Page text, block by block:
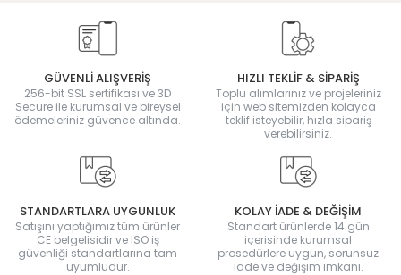
GÜVENLİ ALIŞVERİŞ
256-bit SSL sertifikası ve 3D
Secure ile kurumsal ve bireysel
ödemeleriniz güvence altında.
HIZLI TEKLİF & SİPARİŞ
Toplu alımlarınız ve projeleriniz
için web sitemizden kolayca
teklif isteyebilir, hızla sipariş
verebilirsiniz.
STANDARTLARA UYGUNLUK
Satışını yaptığımız tüm ürünler
CE belgelisidir ve ISO iş
güvenliği standartlarına tam
uyumludur.
KOLAY İADE & DEĞİŞİM
Standart ürünlerde 14 gün
içerisinde kurumsal
prosedürlere uygun, sorunsuz
iade ve değişim imkanı.